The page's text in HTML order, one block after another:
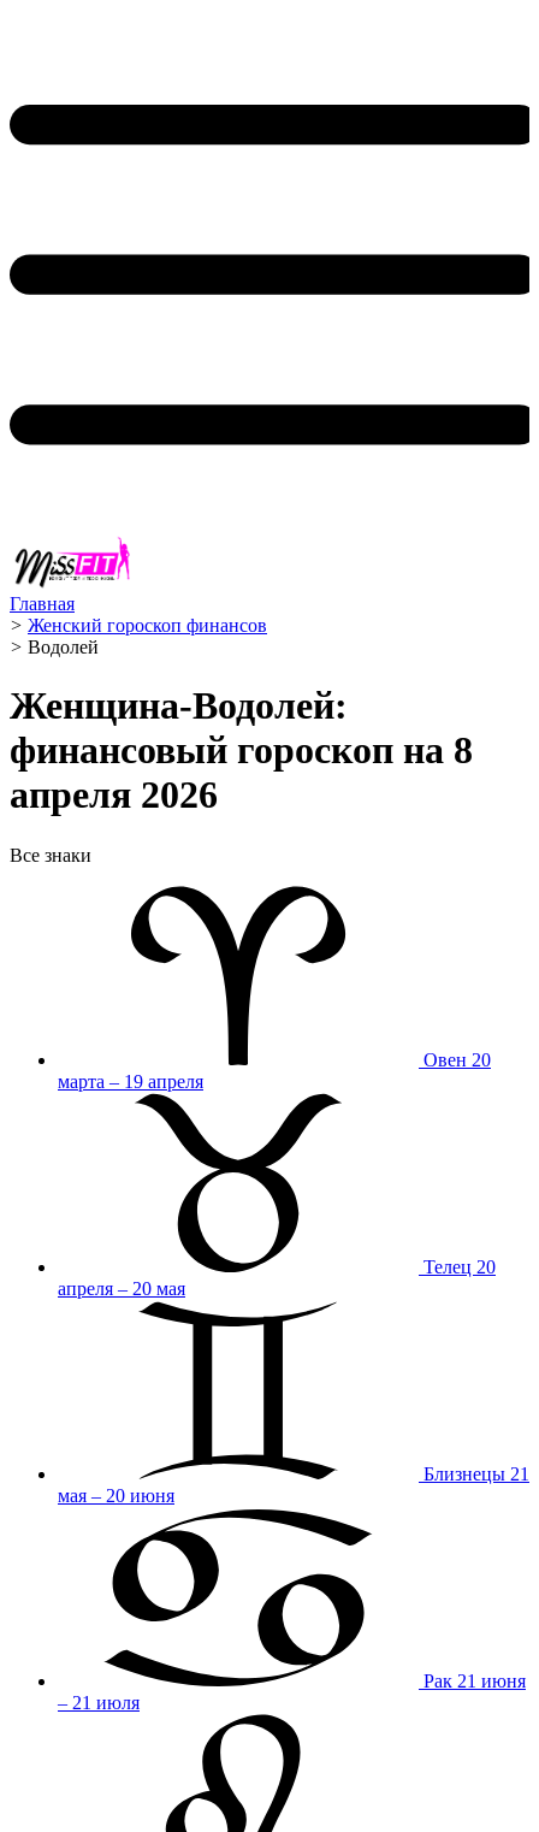
Главная
> Женский гороскоп финансов
> Водолей ️
Женщина-Водолей:
финансовый гороскоп на 8
апреля 2026
Все знаки
Овен 20
марта – 19 апреля
Телец 20
апреля – 20 мая
Близнецы 21
мая – 20 июня
Рак 21 июня
– 21 июля